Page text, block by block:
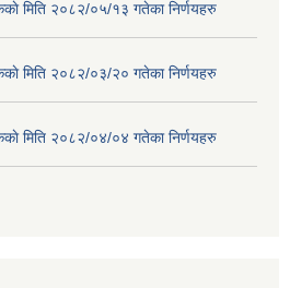
मिति २०८२/०५/१३ गतेका निर्णयहरु
मिति २०८२/०३/२० गतेका निर्णयहरु
मिति २०८२/०४/०४ गतेका निर्णयहरु